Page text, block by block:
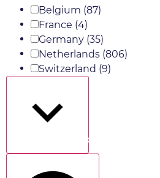
Belgium (87)
France (4)
Germany (35)
Netherlands (806)
Switzerland (9)
Toon meer